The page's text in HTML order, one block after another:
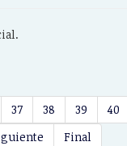
37 38 39 40
Final